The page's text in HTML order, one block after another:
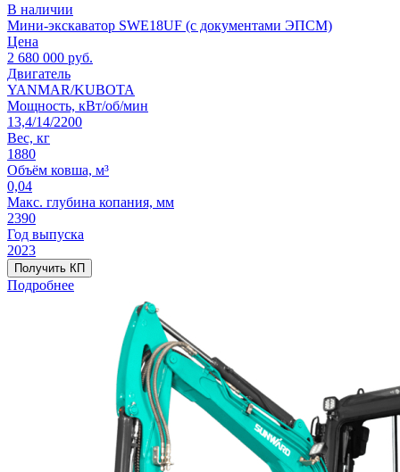
В наличии
Мини-экскаватор SWE18UF (с документами ЭПСМ)
Цена
2 680 000 руб.
Двигатель
YANMAR/KUBOTA
Мощность, кВт/об/мин
13,4/14/2200
Вес, кг
1880
Объём ковша, м³
0,04
Макс. глубина копания, мм
2390
Год выпуска
2023
Получить КП
Подробнее